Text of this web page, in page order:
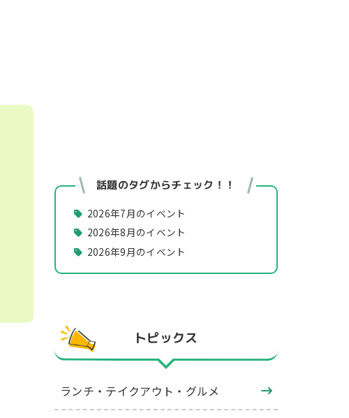
話題のタグからチェック！！
2026年7月のイベント
2026年8月のイベント
2026年9月のイベント
トピックス
ランチ・テイクアウト・グルメ